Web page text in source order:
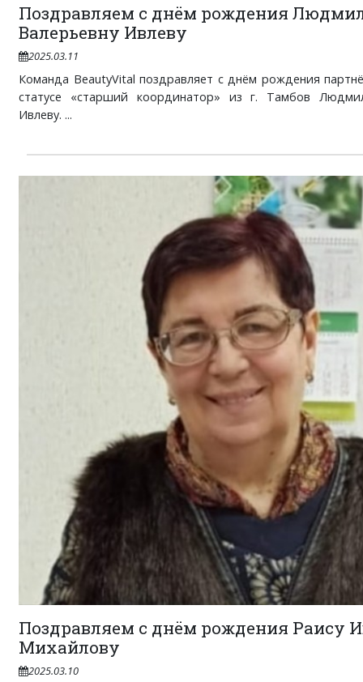
Поздравляем с днём рождения
Валерьевну Ивлеву
2025.03.11
Команда BeautyVital поздравляет с днём рождения
статусе «старший координатор» из г. Тамбов
Ивлеву. ...
Поздравляем с днём рождения Раису
Михайлову
2025.03.10